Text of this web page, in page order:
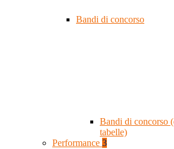
Bandi di concorso
Bandi di concorso
tabelle)
Performance 3